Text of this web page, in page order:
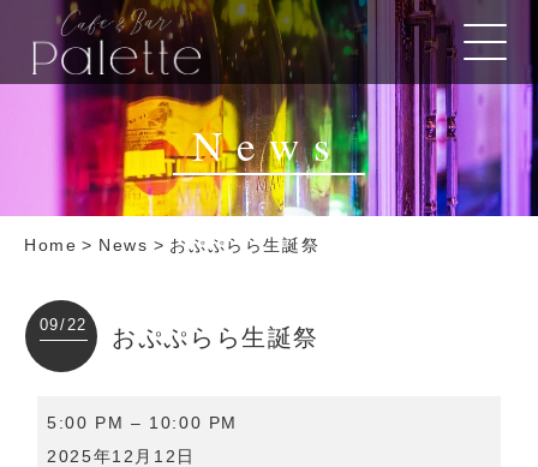
News
Home > News > おぷぷらら生誕祭
09/22 おぷぷらら生誕祭
5:00 PM – 10:00 PM
2025年12月12日